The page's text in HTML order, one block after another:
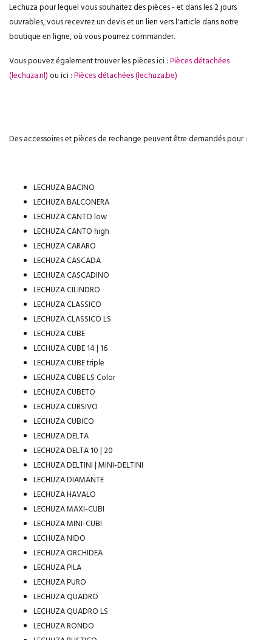
Souhaitez-vous bénéficier immédiatement d'une remise
Lechuza pour lequel vous souhaitez des pièces - et dans les 2 jours
ouvrables, vous recevrez un devis et un lien vers l'article dans notre
boutique en ligne, où vous pourrez commander.
Vous pouvez également trouver les pièces ici :Pièces détachées
(lechuza.nl) ou ici :Pièces détachées (lechuza.be)
Des accessoires et pièces de rechange peuvent être demandés pour :
LECHUZA BACINO
LECHUZA BALCONERA
LECHUZA CANTO low
LECHUZA CANTO high
LECHUZA CARARO
LECHUZA CASCADA
LECHUZA CASCADINO
LECHUZA CILINDRO
LECHUZA CLASSICO
LECHUZA CLASSICO LS
LECHUZA CUBE
LECHUZA CUBE 14 | 16
LECHUZA CUBE triple
LECHUZA CUBE LS Color
LECHUZA CUBETO
LECHUZA CURSIVO
LECHUZA CUBICO
LECHUZA DELTA
LECHUZA DELTA 10 | 20
LECHUZA DELTINI | MINI-DELTINI
LECHUZA DIAMANTE
LECHUZA HAVALO
LECHUZA MAXI-CUBI
LECHUZA MINI-CUBI
LECHUZA NIDO
LECHUZA ORCHIDEA
LECHUZA PILA
LECHUZA PURO
LECHUZA QUADRO
LECHUZA QUADRO LS
LECHUZA RONDO